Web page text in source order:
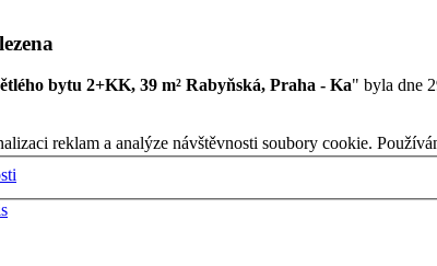
bytu 2+KK, 39 m² Rabyňská, Praha - Ka" byla dne
reklam a analýze návštěvnosti soubory cookie.